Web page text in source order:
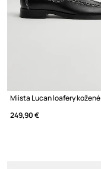
Miista Lucan loafery kožené
249,90 €